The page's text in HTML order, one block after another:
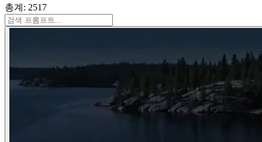
총계: 2517